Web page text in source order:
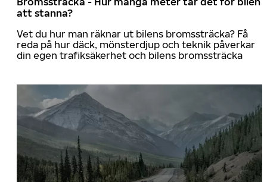
att stanna?
Vet du hur man räknar ut bilens bromssträcka? Få
reda på hur däck, mönsterdjup och teknik påverkar
din egen trafiksäkerhet och bilens bromssträcka